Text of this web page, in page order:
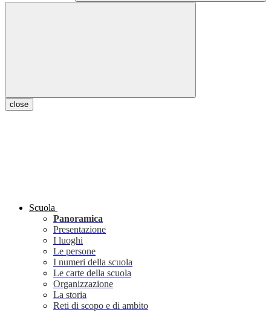
close
Scuola
Panoramica
Presentazione
I luoghi
Le persone
I numeri della scuola
Le carte della scuola
Organizzazione
La storia
Reti di scopo e di ambito